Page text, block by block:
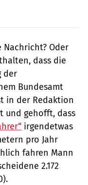
Oder
dass die
der
Bundesamt
in der Redaktion
und gehofft, dass
irgendetwas
pro Jahr
fahren Mann
2.172